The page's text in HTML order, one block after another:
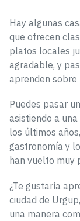
Hay algunas
que ofrecen
platos locales
agradable, y
aprenden
Puedes pasar
asistiendo a
los últimos
gastronomía y
han vuelto muy
¿Te gustaría
ciudad de
una manera